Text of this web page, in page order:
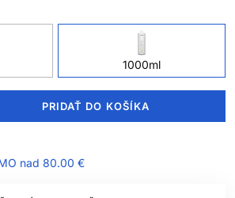
1000ml
PRIDAŤ DO KOŠÍKA
nad 80.00 €